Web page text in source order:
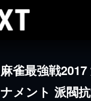
麻雀最強戦
ナメント 派閥